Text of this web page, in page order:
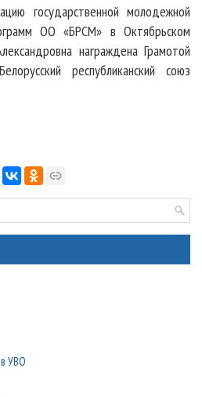
государственной молодежной
ОО «БРСМ» в Октябрьском
награждена Грамотой
республиканский союз
УВО